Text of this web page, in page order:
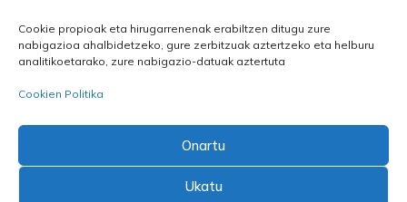
Cookie propioak eta hirugarrenenak erabiltzen ditugu zure
nabigazioa ahalbidetzeko, gure zerbitzuak aztertzeko eta helburu
analitikoetarako, zure nabigazio-datuak aztertuta
Cookien Politika
Onartu
Ukatu